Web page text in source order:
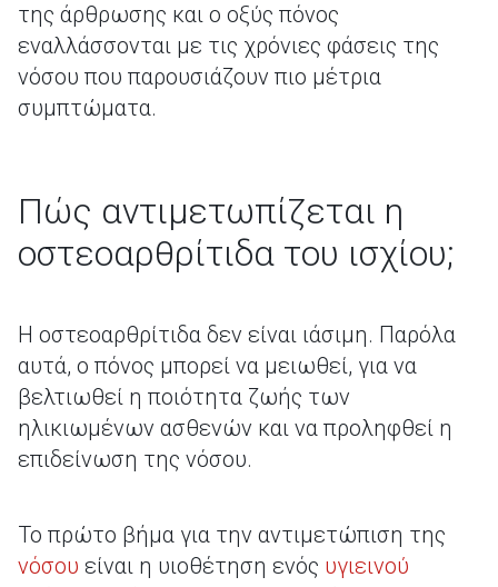
της άρθρωσης και ο οξύς πόνος
εναλλάσσονται με τις χρόνιες φάσεις της
νόσου που παρουσιάζουν πιο μέτρια
συμπτώματα.
Πώς αντιμετωπίζεται η
οστεοαρθρίτιδα του ισχίου;
Η οστεοαρθρίτιδα δεν είναι ιάσιμη. Παρόλα
αυτά, ο πόνος μπορεί να μειωθεί, για να
βελτιωθεί η ποιότητα ζωής των
ηλικιωμένων ασθενών και να προληφθεί η
επιδείνωση της νόσου.
Το πρώτο βήμα για την αντιμετώπιση της
νόσου είναι η υιοθέτηση ενός υγιεινού